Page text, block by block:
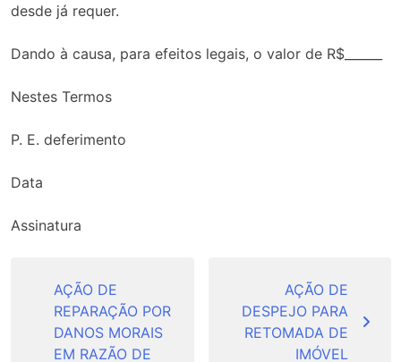
desde já requer.
Dando à causa, para efeitos legais, o valor de R$______
Nestes Termos
P. E. deferimento
Data
Assinatura
Post
AÇÃO DE
REPARAÇÃO POR
DANOS MORAIS
EM RAZÃO DE
AÇÃO DE
DESPEJO PARA
RETOMADA DE
IMÓVEL